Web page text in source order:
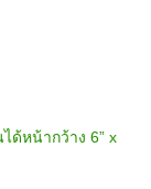
ด้หน้ากว้าง 6” x